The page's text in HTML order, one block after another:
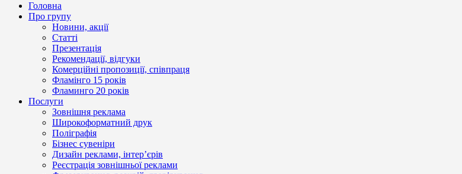
Головна
Про групу
Новини, акції
Статті
Презентація
Рекомендації, відгуки
Комерційні пропозиції, співпраця
Фламінго 15 років
Фламинго 20 років
Послуги
Зовнішня реклама
Широкоформатний друк
Поліграфія
Бізнес сувеніри
Дизайн реклами, інтер’єрів
Реєстрація зовнішньої реклами